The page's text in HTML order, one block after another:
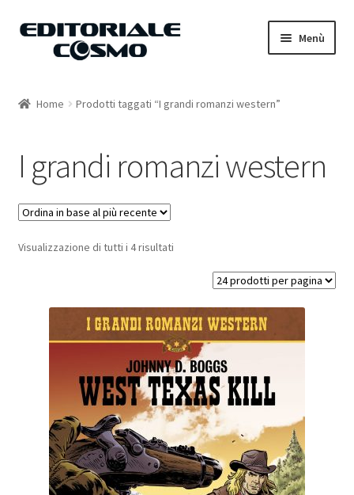
Vai
Vai
Menù
Carrello
Il mio account
Home Prodotti taggati “I grandi romanzi western”
I grandi romanzi western
Visualizzazione di tutti i 4 risultati